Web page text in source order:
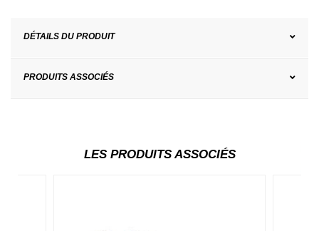
DÉTAILS DU PRODUIT
PRODUITS ASSOCIÉS
LES PRODUITS ASSOCIÉS